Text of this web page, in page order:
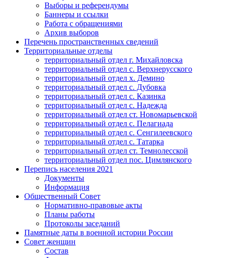
Выборы и референдумы
Баннеры и ссылки
Работа с обращениями
Архив выборов
Перечень пространственных сведений
Территориальные отделы
территориальный отдел г. Михайловска
территориальный отдел с. Верхнерусского
территориальный отдел х. Демино
территориальный отдел с. Дубовка
территориальный отдел с. Казинка
территориальный отдел с. Надежда
территориальный отдел ст. Новомарьевской
территориальный отдел с. Пелагиада
территориальный отдел с. Сенгилеевского
территориальный отдел с. Татарка
территориальный отдел ст. Темнолесской
территориальный отдел пос. Цимлянского
Перепись населения 2021
Документы
Информация
Общественный Совет
Нормативно-правовые акты
Планы работы
Протоколы заседаний
Памятные даты в военной истории России
Совет женщин
Состав